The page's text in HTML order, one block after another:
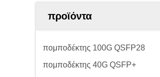
προϊόντα
πομποδέκτης 100G QSFP28
πομποδέκτης 40G QSFP+